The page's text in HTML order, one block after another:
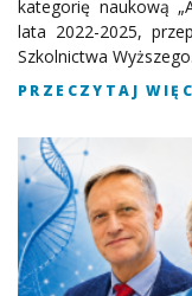
kategorię naukową
lata 2022-2025,
Szkolnictwa Wyższego.
PRZECZYTAJ